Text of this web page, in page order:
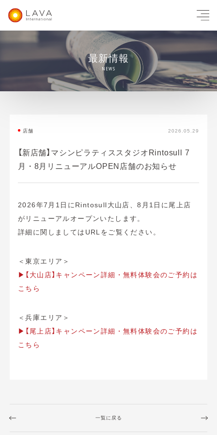
最新情報
NEWS
店舗 2026.05.29
【新店舗】マシンピラティススタジオRintosull 7
月・8月リニューアルOPEN店舗のお知らせ
2026年7月1日にRintosull大山店、8月1日に尾上店
がリニューアルオープンいたします。​
詳細に関しましてはURLをご覧ください。
＜東京エリア＞
▶︎【大山店】キャンペーン詳細・無料体験会のご予約は
こちら
＜兵庫エリア＞
▶︎【尾上店】キャンペーン詳細・無料体験会のご予約は
こちら
一覧に戻る